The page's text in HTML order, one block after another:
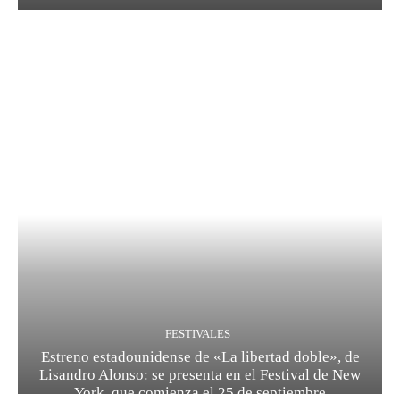
FESTIVALES
Estreno estadounidense de «La libertad doble», de
Lisandro Alonso: se presenta en el Festival de New